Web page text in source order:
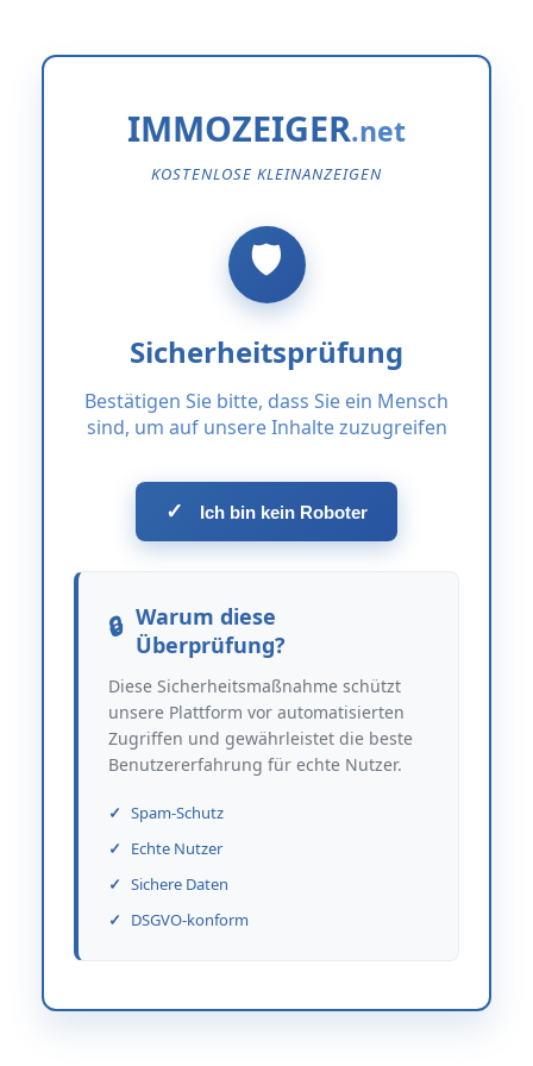
IMMOZEIGER
KOSTENLOSE KLEINANZEIGEN
Sicherheitsprüfung
Bestätigen Sie bitte, dass Sie ein Mensch
sind, um auf unsere Inhalte zuzugreifen
✓ Ich bin kein Roboter
Warum diese
Überprüfung?
Diese Sicherheitsmaßnahme schützt
unsere Plattform vor automatisierten
Zugriffen und gewährleistet die beste
Benutzererfahrung für echte Nutzer.
Spam-Schutz
Echte Nutzer
Sichere Daten
DSGVO-konform